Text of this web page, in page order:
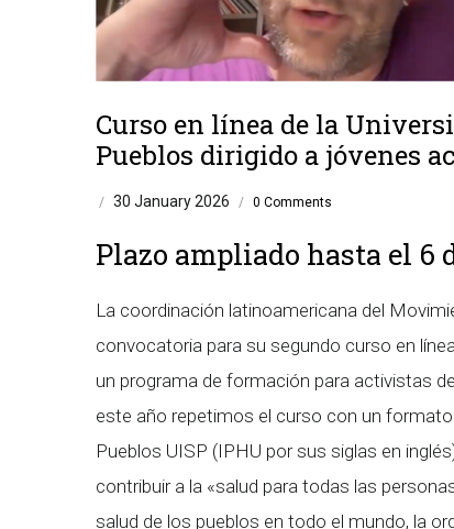
Curso en línea de la
Pueblos dirigido a jóvenes
/ 30 January 2026 / 0 Comments
Plazo ampliado hasta el 6
La coordinación latinoamericana del
convocatoria para su segundo curso en
un programa de formación para activistas
este año repetimos el curso con un
Pueblos UISP (IPHU por sus siglas en
contribuir a la «salud para todas las
salud de los pueblos en todo el mundo, la